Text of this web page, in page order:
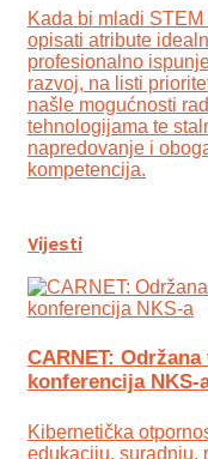
Kada bi mladi
opisati atribute
profesionalno
razvoj, na listi
našle mogućnosti
tehnologijama te
napredovanje i
kompetencija.
Vijesti
CARNET:
konferencija NKS-
Kibernetička
edukaciju, suradnju,